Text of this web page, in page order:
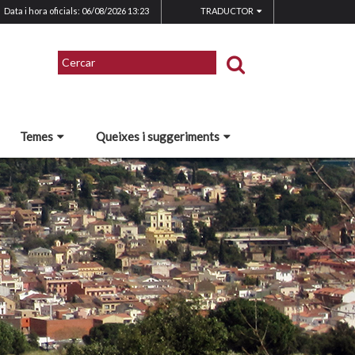
Data i hora oficials: 06/08/2026 13:23 TRADUCTOR
Temes Queixes i suggeriments